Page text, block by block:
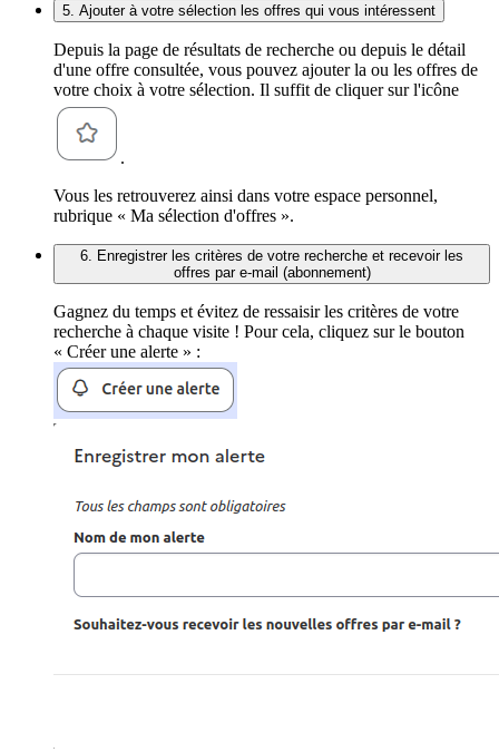
5. Ajouter à votre sélection les offres qui vous intéressent
Depuis la page de résultats de recherche ou depuis le détail
d'une offre consultée, vous pouvez ajouter la ou les offres de
votre choix à votre sélection. Il suffit de cliquer sur l'icône
.
Vous les retrouverez ainsi dans votre espace personnel,
rubrique « Ma sélection d'offres ».
6. Enregistrer les critères de votre recherche et recevoir les
offres par e-mail (abonnement)
Gagnez du temps et évitez de ressaisir les critères de votre
recherche à chaque visite ! Pour cela, cliquez sur le bouton
« Créer une alerte » :